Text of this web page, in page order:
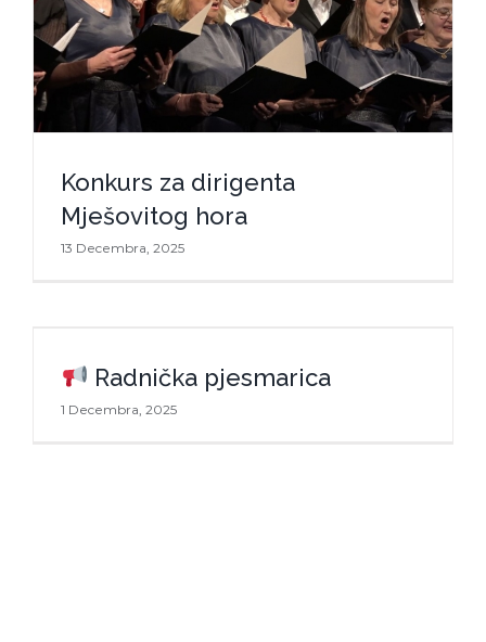
„We Stand Together“
Konkurs za dirigenta
Mješovitog hora
13 Decembra, 2025
Radnička pjesmarica
1 Decembra, 2025